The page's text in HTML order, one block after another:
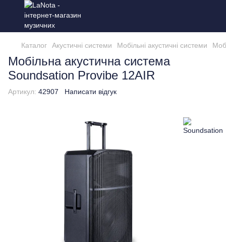
Каталог Акустичні системи Мобільні акустичні системи
Мобільна акустична система
Soundsation Provibe 12AIR
Артикул: 42907 Написати відгук